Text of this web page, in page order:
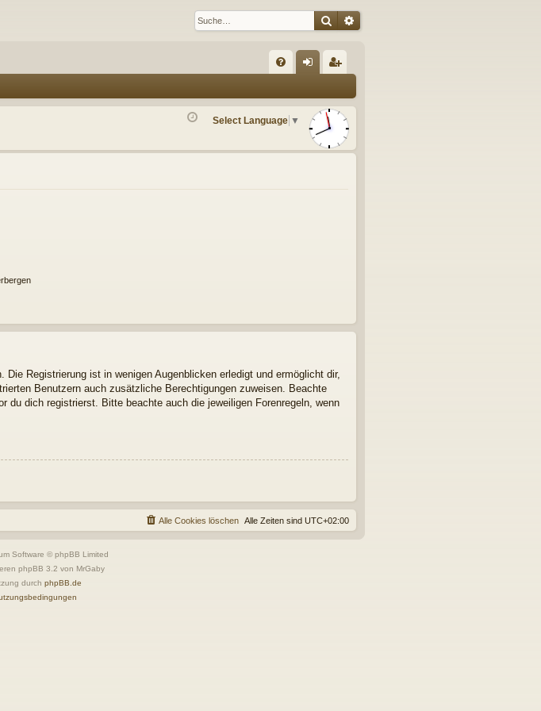
SucheErweiterte Suche
Q m
el
ist
rie
Select Language ▼
Registrierung ist in wenigen Augenblicken erledigt und ermöglicht dir,
Benutzern auch zusätzliche Berechtigungen zuweisen. Beachte
du dich registrierst. Bitte beachte auch die jeweiligen Forenregeln, wenn
Alle Zeiten sind UTC+02:00
Alle Cookies löschen
Software © phpBB Limited
phpBB 3.2 von MrGaby
durch phpBB.de